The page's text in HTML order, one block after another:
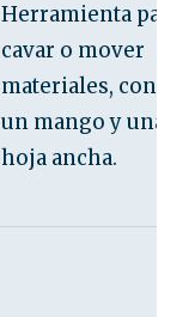
Herramienta para
cavar o mover
materiales, con
un mango y una
hoja ancha.